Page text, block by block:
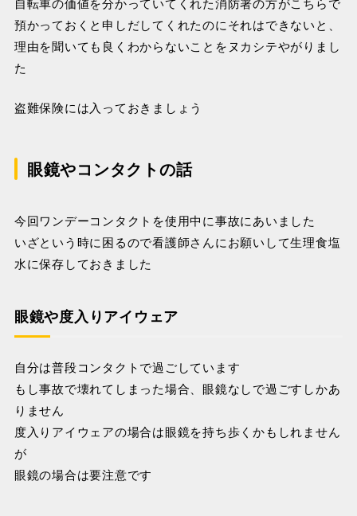
預かっておくと申しだしてくれたのにそれはできないと、
理由を聞いても良くわからないことをヌカシテやがりまし
た
盗難保険には入っておきましょう
眼鏡やコンタクトの話
今回ワンデーコンタクトを使用中に事故にあいました
いざという時に困るので看護師さんにお願いして生理食塩
水に保存しておきました
眼鏡や度入りアイウェア
自分は普段コンタクトで過ごしています
もし事故で壊れてしまった場合、眼鏡なしで過ごすしかあ
りません
度入りアイウェアの場合は眼鏡を持ち歩くかもしれません
が
眼鏡の場合は要注意です